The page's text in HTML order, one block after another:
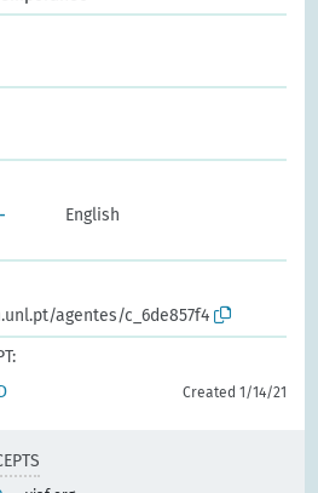
English
agentes/c_6de857f4
Created 1/14/21